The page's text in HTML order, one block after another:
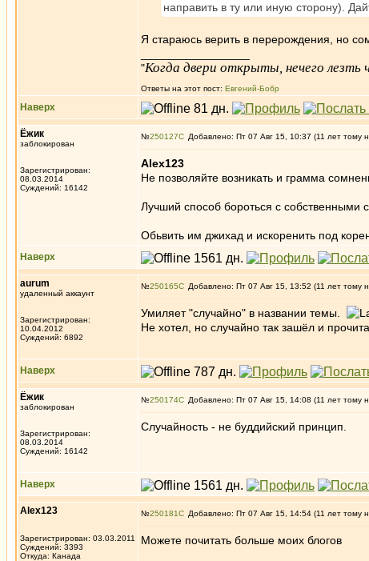
направить в ту или иную сторону).
Я стараюсь верить в перерождения, но
"Когда двери открыты, нечего лезть
Ответы на этот пост: Евгений-Бобр
Наверх
Ёжик
заблокирован
Зарегистрирован:
08.03.2014
Суждений: 16142
№250127 Добавлено: Пт 07 Авг 15, 10:37 (11 лет тому
Alex123
Не позволяйте возникать и грамма
Лучший способ бороться с собственными
Обьвить им джихад и искоренить под
Наверх
aurum
удаленный аккаунт
Зарегистрирован:
10.04.2012
Суждений: 6892
№250165 Добавлено: Пт 07 Авг 15, 13:52 (11 лет тому
Умиляет "случайно" в названии темы.
Не хотел, но случайно так зашёл и
Наверх
Ёжик
заблокирован
Зарегистрирован:
08.03.2014
Суждений: 16142
№250174 Добавлено: Пт 07 Авг 15, 14:08 (11 лет тому
Случайность - не буддийский принцип.
Наверх
Alex123
Зарегистрирован: 03.03.2011
Суждений: 3393
Откуда: Канада
№250181 Добавлено: Пт 07 Авг 15, 14:54 (11 лет тому
Можете почитать больше моих блогов